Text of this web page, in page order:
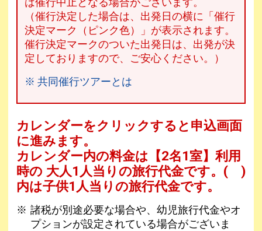
は催行中止となる場合がございます。
（催行決定した場合は、出発日の横に「催行
決定マーク（ピンク色）」が表示されます。
催行決定マークのついた出発日は、出発が決
定しておりますので、ご安心ください。）
※ 共同催行ツアーとは
カレンダーをクリックすると申込画面
に進みます。
カレンダー内の料金は 【2名1室】利用
時の 大人1人当りの旅行代金です。 ( )
内は子供1人当りの旅行代金です。
諸税が別途必要な場合や、幼児旅行代金やオ
プションが設定されている場合がございま